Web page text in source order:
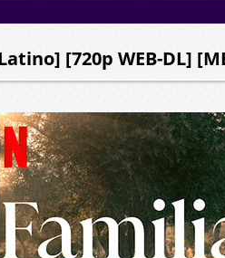
[720p WEB-DL]